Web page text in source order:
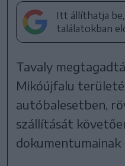
Itt állíthatja
találatokban
Tavaly
Mikóújfalu
autóbalesetben,
szállítását
dokumentumainak